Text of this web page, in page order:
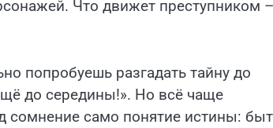
Что движет преступником –
попробуешь разгадать тайну до
до середины!». Но всё чаще
сомнение само понятие истины: